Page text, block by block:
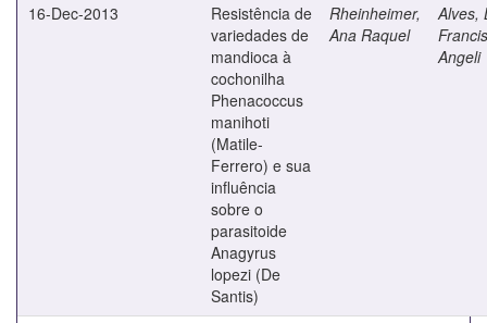
16-Dec-2013
Resistência de
variedades de
mandioca à
cochonilha
Phenacoccus
manihoti
(Matile-
Ferrero) e sua
influência
sobre o
parasitoide
Anagyrus
lopezi (De
Santis)
Rheinheimer,
Ana Raquel
Alves,
Angeli